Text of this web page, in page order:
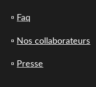
▫️ Faq
▫️ Nos collaborateurs
▫️ Presse